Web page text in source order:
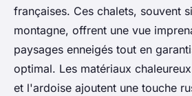
françaises. Ces chalets, souvent
montagne, offrent une vue
paysages enneigés tout en
optimal. Les matériaux
et l'ardoise ajoutent une touche